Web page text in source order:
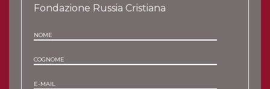
Fondazione Russia Cristiana
NOME
COGNOME
E-MAIL